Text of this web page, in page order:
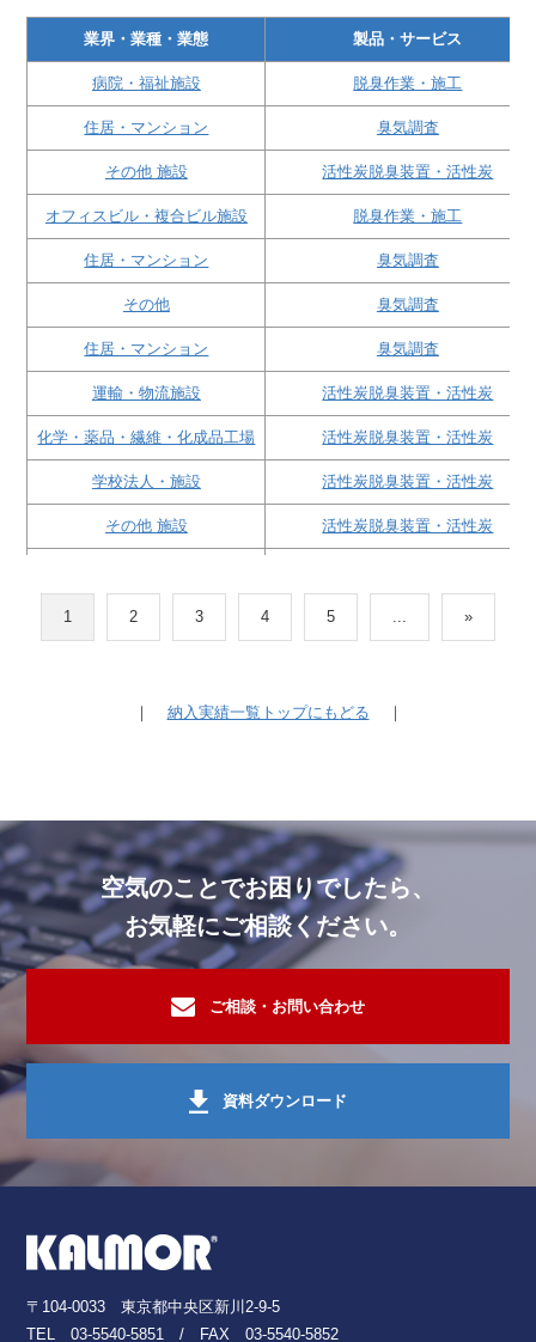
業界・業種・業態 製品・サービス
病院・福祉施設 脱臭作業・施工
住居・マンション 臭気調査
その他 施設 活性炭脱臭装置・活性炭
オフィスビル・複合ビル施設 脱臭作業・施工
住居・マンション 臭気調査
その他 臭気調査
住居・マンション 臭気調査
運輸・物流施設 活性炭脱臭装置・活性炭
化学・薬品・繊維・化成品工場 活性炭脱臭装置・活性炭
学校法人・施設 活性炭脱臭装置・活性炭
その他 施設 活性炭脱臭装置・活性炭
病院・福祉施設 活性炭脱臭装置・活性炭
その他 施設 活性炭脱臭装置・活性炭
印刷・樹脂・塗料工場 活性炭脱臭装置・活性炭
印刷・樹脂・塗料工場 活性炭脱臭装置・活性炭
印刷・樹脂・塗料工場 活性炭脱臭装置・活性炭
オフィスビル・複合ビル施設 脱臭作業・施工
その他 施設 活性炭脱臭装置・活性炭
オフィスビル・複合ビル施設
オフィスビル・複合ビル施設
病院・福祉施設
オフィスビル・複合ビル施設
1 2 3 4 5 ... »
｜ 納入実績一覧トップにもどる ｜
空気のことでお困りでしたら、
お気軽にご相談ください。
ご相談・お問い合わせ
資料ダウンロード
〒104-0033 東京都中央区新川2-9-5
TEL03-5540-5851 / FAX 03-5540-5852